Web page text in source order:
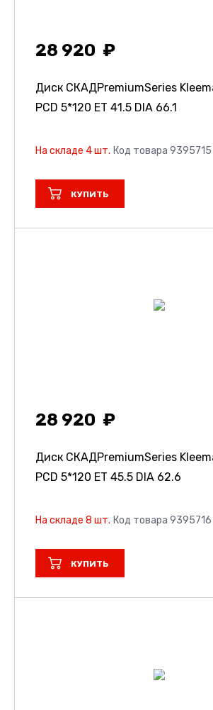
28 920
Диск СКАДPremiumSeries
PCD 5*120 ET 41.5 DIA 66.1
На складе 4 шт. Код товара 9395715
КУПИТЬ
28 920
Диск СКАДPremiumSeries
PCD 5*120 ET 45.5 DIA 62.6
На складе 8 шт. Код товара 9395716
КУПИТЬ